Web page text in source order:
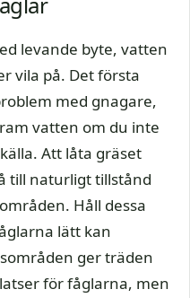
levande byte, vatten
vila på. Det första
med gnagare,
vatten om du inte
Att låta gräset
till naturligt tillstånd
Håll dessa
lätt kan
ger träden
för fåglarna, men